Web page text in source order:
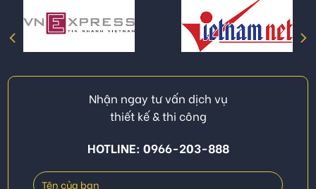
Nhận ngay tư vấn dịch vụ
thiết kế & thi công
HOTLINE: 0966-203-888